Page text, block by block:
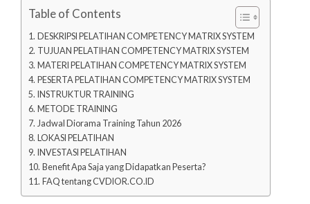
Table of Contents
DESKRIPSI PELATIHAN COMPETENCY MATRIX SYSTEM
TUJUAN PELATIHAN COMPETENCY MATRIX SYSTEM
MATERI PELATIHAN COMPETENCY MATRIX SYSTEM
PESERTA PELATIHAN COMPETENCY MATRIX SYSTEM
INSTRUKTUR TRAINING
METODE TRAINING
Jadwal Diorama Training Tahun 2026
LOKASI PELATIHAN
INVESTASI PELATIHAN
Benefit Apa Saja yang Didapatkan Peserta?
FAQ tentang CVDIOR.CO.ID